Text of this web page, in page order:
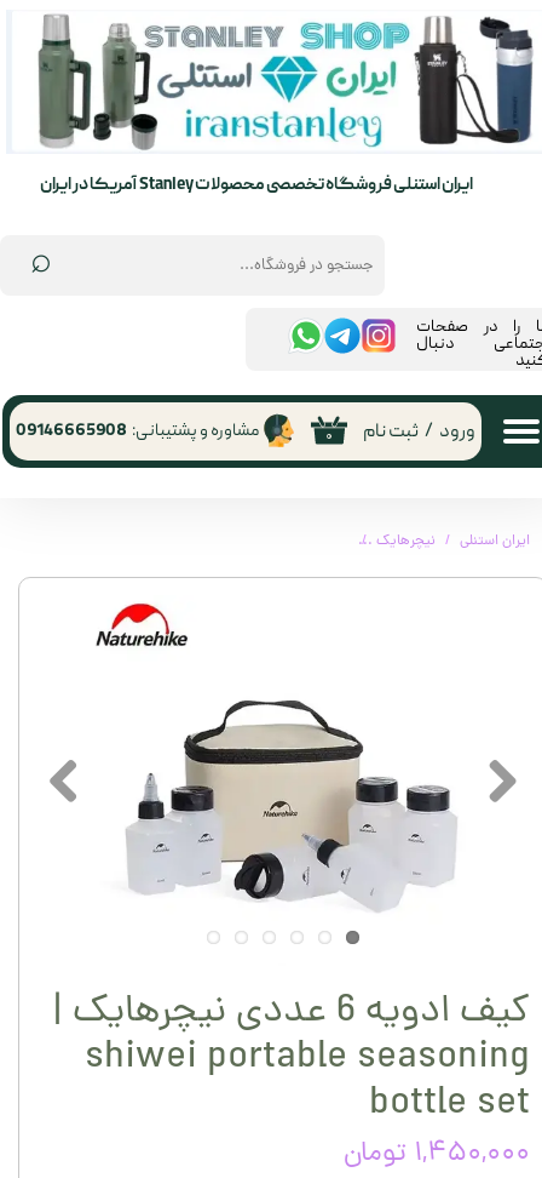
⌕
ایران استنلی فروشگاه تخصصی محصولات Stanley آمریکا در ایران
۰ ورود / ثبت نام
حساب کاربری من
تغییر گذر واژه
مشاوره و پشتیبانی: 09146665908
را در صفحات
دنبال
ایران استنلی نیچرهایک
کیف ادویه 6 عددی نیچرهایک |
shiwei portable seasoning
bottle set
۱,۴۵۰,۰۰۰ تومان